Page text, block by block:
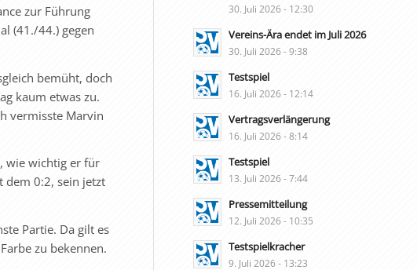
zur Führung
(41./44.) gegen
bemüht, doch
kaum etwas zu.
vermisste Marvin
wie wichtig er für
dem 0:2, sein jetzt
Partie. Da gilt es
zu bekennen.
30. Juli 2026 - 12:30
Vereins-Ära endet im Juli 2026
30. Juli 2026 - 9:38
Testspiel
16. Juli 2026 - 12:14
Vertragsverlängerung
16. Juli 2026 - 8:14
Testspiel
13. Juli 2026 - 7:44
Pressemitteilung
12. Juli 2026 - 10:35
Testspielkracher
9. Juli 2026 - 13:23